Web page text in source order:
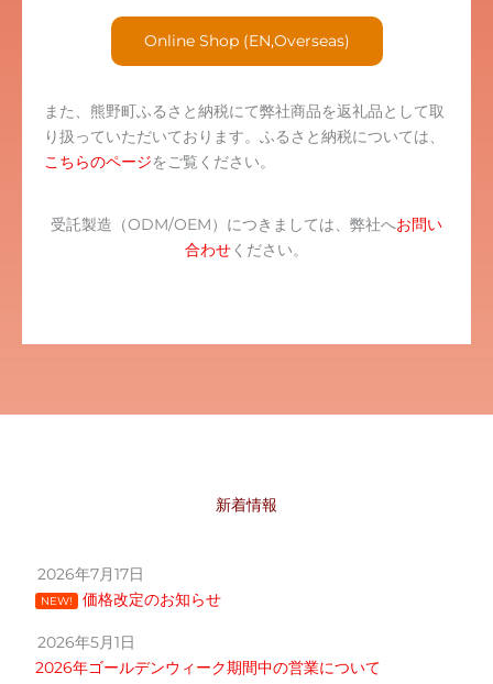
Online Shop (EN,Overseas)
また、熊野町ふるさと納税にて弊社商品を返礼品として取
り扱っていただいております。ふるさと納税については、
こちらのページをご覧ください。
受託製造（ODM/OEM）につきましては、弊社へお問い
合わせください。
新着情報
2026年7月17日
NEW! 価格改定のお知らせ
2026年5月1日
2026年ゴールデンウィーク期間中の営業について